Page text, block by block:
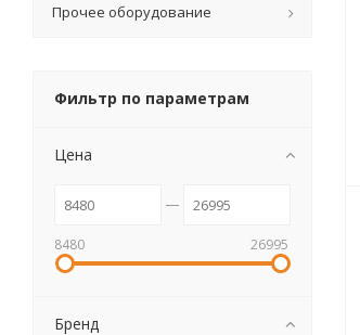
Прочее оборудование
Фильтр по параметрам
Цена
8480 26995
Бренд